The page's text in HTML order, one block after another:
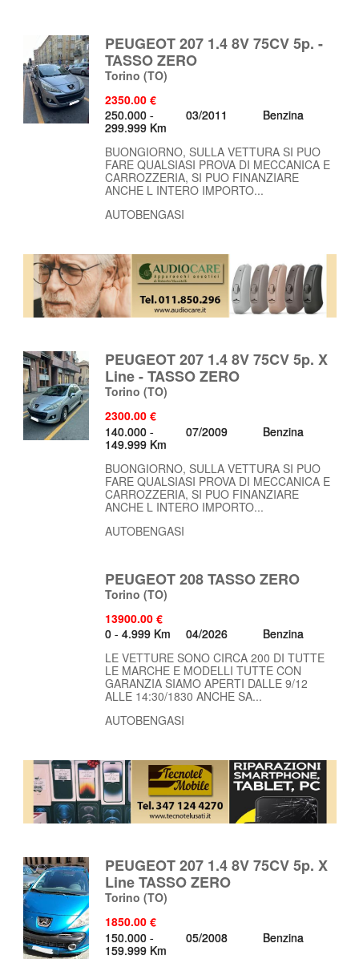
PEUGEOT 207 1.4 8V 75CV 5p. -
TASSO ZERO
Torino (TO)
2350.00 €
250.000 -
299.999 Km
03/2011 Benzina
BUONGIORNO, SULLA VETTURA SI PUO
FARE QUALSIASI PROVA DI MECCANICA E
CARROZZERIA, SI PUO FINANZIARE
ANCHE L INTERO IMPORTO...
AUTOBENGASI
PEUGEOT 207 1.4 8V 75CV 5p. X
Line - TASSO ZERO
Torino (TO)
2300.00 €
140.000 -
149.999 Km
07/2009 Benzina
BUONGIORNO, SULLA VETTURA SI PUO
FARE QUALSIASI PROVA DI MECCANICA E
CARROZZERIA, SI PUO FINANZIARE
ANCHE L INTERO IMPORTO...
AUTOBENGASI
PEUGEOT 208 TASSO ZERO
Torino (TO)
13900.00 €
0 - 4.999 Km
04/2026
Benzina
LE VETTURE SONO CIRCA 200 DI TUTTE
LE MARCHE E MODELLI TUTTE CON
GARANZIA SIAMO APERTI DALLE 9/12
ALLE 14:30/1830 ANCHE SA...
AUTOBENGASI
PEUGEOT 207 1.4 8V 75CV 5p. X
Line TASSO ZERO
Torino (TO)
1850.00 €
150.000 -
159.999 Km
05/2008 Benzina